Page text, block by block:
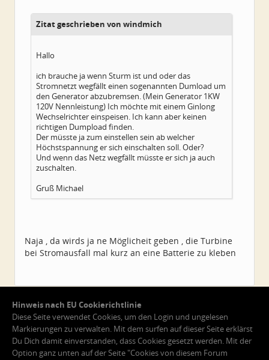
Zitat geschrieben von windmich
Hallo
ich brauche ja wenn Sturm ist und oder das
Stromnetzt wegfällt einen sogenannten Dumload um
den Generator abzubremsen. (Mein Generator 1KW
120V Nennleistung) Ich möchte mit einem Ginlong
Wechselrichter einspeisen. Ich kann aber keinen
richtigen Dumpload finden.
Der müsste ja zum einstellen sein ab welcher
Höchstspannung er sich einschalten soll. Oder?
Und wenn das Netz wegfällt müsste er sich ja auch
zuschalten.
Gruß Michael
Naja , da wirds ja ne Möglicheit geben , die Turbine
bei Stromausfall mal kurz an eine Batterie zu kleben
Hinweis nach EU Cookierichtlinie
Diese Seite verwendet Cookies, um den Login und ungelesen
Markierungen zu verwalten. Mit dem surfen auf dieser Seite erklärst
Du Dich damit einverstanden, dass Cookies gesetzt werden. Mit der
Option ganz unten auf der Seite "Cookies von diesem Forum